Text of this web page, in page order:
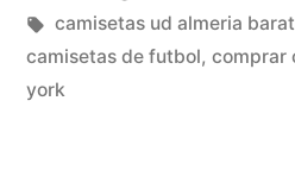
en
Etiquetas:
camisetas ud almeria
camisetas de futbol, comprar
york